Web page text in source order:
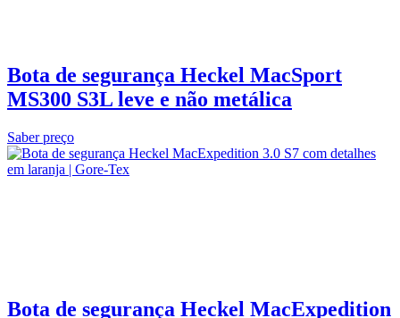
Bota de segurança Heckel MacSport
MS300 S3L leve e não metálica
Saber preço
Bota de segurança Heckel MacExpedition